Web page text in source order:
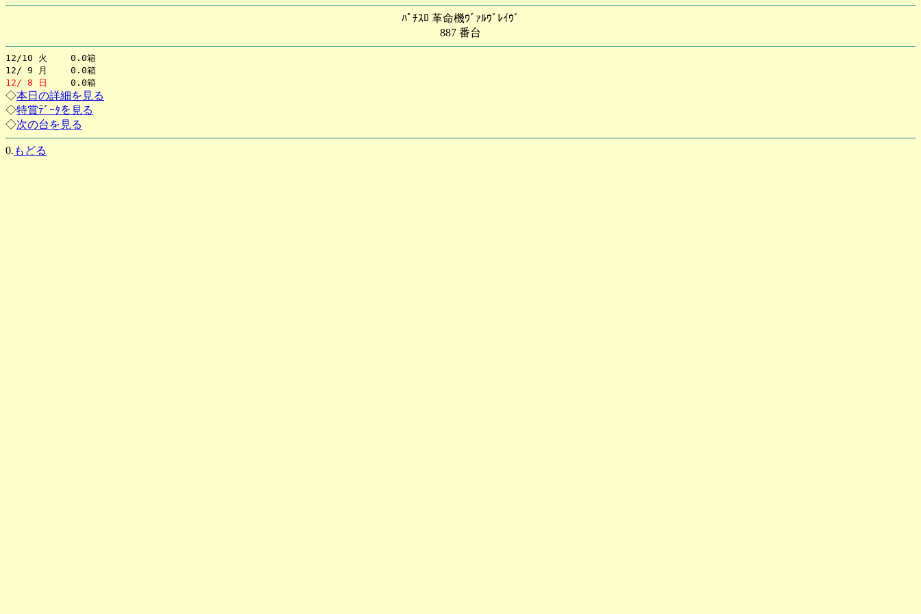
ﾊﾟﾁｽﾛ 革命機ｳﾞｧﾙｳﾞﾚｲｳﾞ
887 番台
12/10 火 0.0箱
12/ 9 月 0.0箱
12/ 8 日
0.0箱
◇本日の詳細を見る
◇特賞ﾃﾞｰﾀを見る
◇次の台を見る
0. もどる